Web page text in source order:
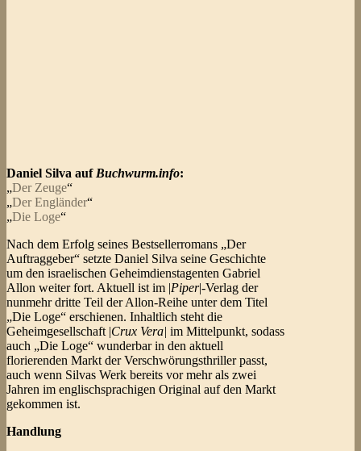
Daniel Silva auf Buchwurm.info:
„Der Zeuge“
„Der Engländer“
„Die Loge“
Nach dem Erfolg seines Bestsellerromans „Der
Auftraggeber“ setzte Daniel Silva seine Geschichte
um den israelischen Geheimdienstagenten Gabriel
Allon weiter fort. Aktuell ist im |Piper|-Verlag der
nunmehr dritte Teil der Allon-Reihe unter dem Titel
„Die Loge“ erschienen. Inhaltlich steht die
Geheimgesellschaft |Crux Vera| im Mittelpunkt, sodass
auch „Die Loge“ wunderbar in den aktuell
florierenden Markt der Verschwörungsthriller passt,
auch wenn Silvas Werk bereits vor mehr als zwei
Jahren im englischsprachigen Original auf den Markt
gekommen ist.
Handlung